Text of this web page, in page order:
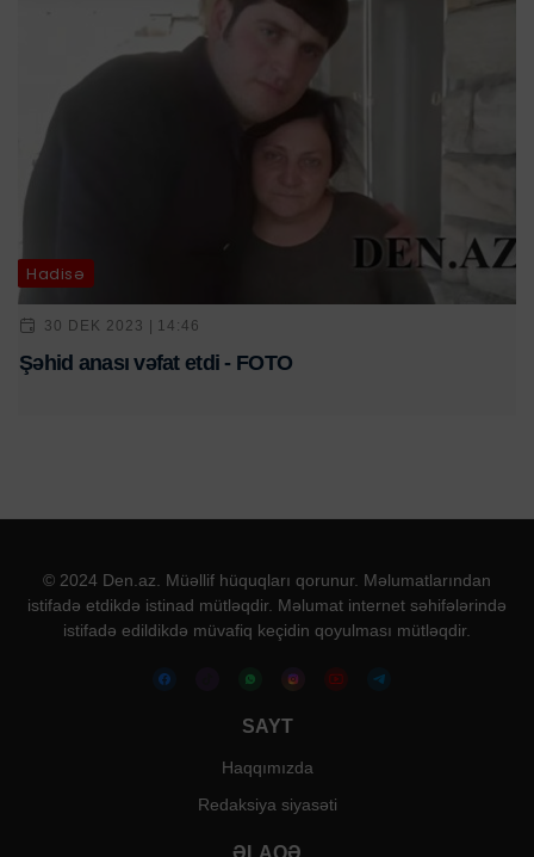
Hadisə
30 DEK 2023 | 14:46
Şəhid anası vəfat etdi - FOTO
© 2024 Den.az. Müəllif hüquqları qorunur. Məlumatlarından
istifadə etdikdə istinad mütləqdir. Məlumat internet səhifələrində
istifadə edildikdə müvafiq keçidin qoyulması mütləqdir.
SAYT
Haqqımızda
Redaksiya siyasəti